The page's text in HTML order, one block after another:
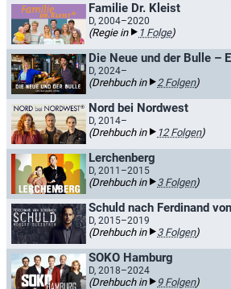
Familie Dr. Kleist
D, 2004–2020
(Regie in 1 Folge)
Die Neue und der Bulle –
D, 2024–
(Drehbuch in 2 Folgen)
Nord bei Nordwest
D, 2014–
(Drehbuch in 12 Folgen)
Lerchenberg
D, 2011–2015
(Drehbuch in 3 Folgen)
Schuld nach Ferdinand
D, 2015–2019
(Drehbuch in 3 Folgen)
SOKO Hamburg
D, 2018–2024
(Drehbuch in 9 Folgen)